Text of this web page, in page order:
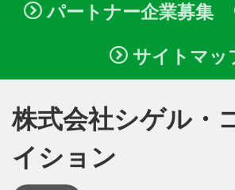
パートナー企業募集
サイトマッ
株式会社シゲル・
イション